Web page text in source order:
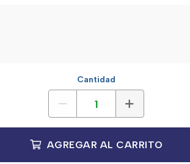
Cantidad
AGREGAR AL CARRITO